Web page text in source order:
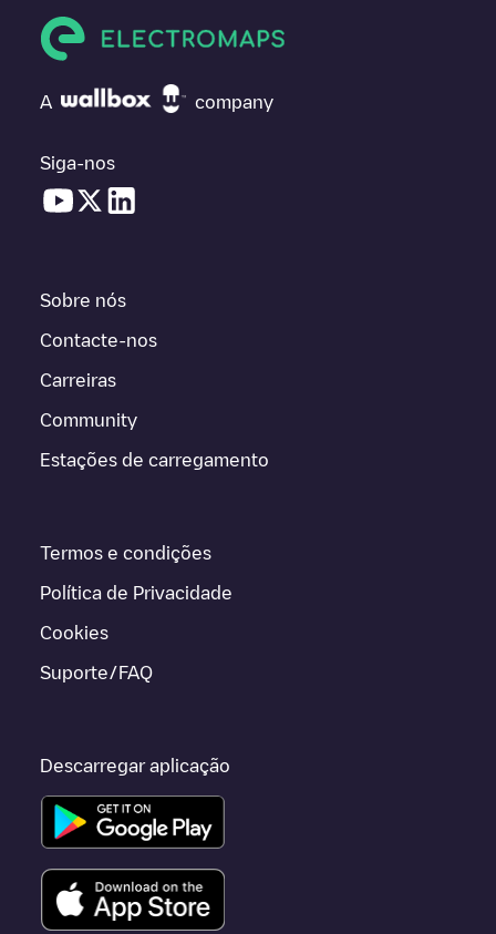
A company
Siga-nos
Sobre nós
Contacte-nos
Carreiras
Community
Estações de carregamento
Termos e condições
Política de Privacidade
Cookies
Suporte/FAQ
Descarregar aplicação